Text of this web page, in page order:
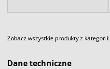
Zobacz wszystkie produkty z kategorii:
Dane techniczne